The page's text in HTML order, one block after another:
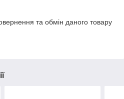
та обмін даного товару